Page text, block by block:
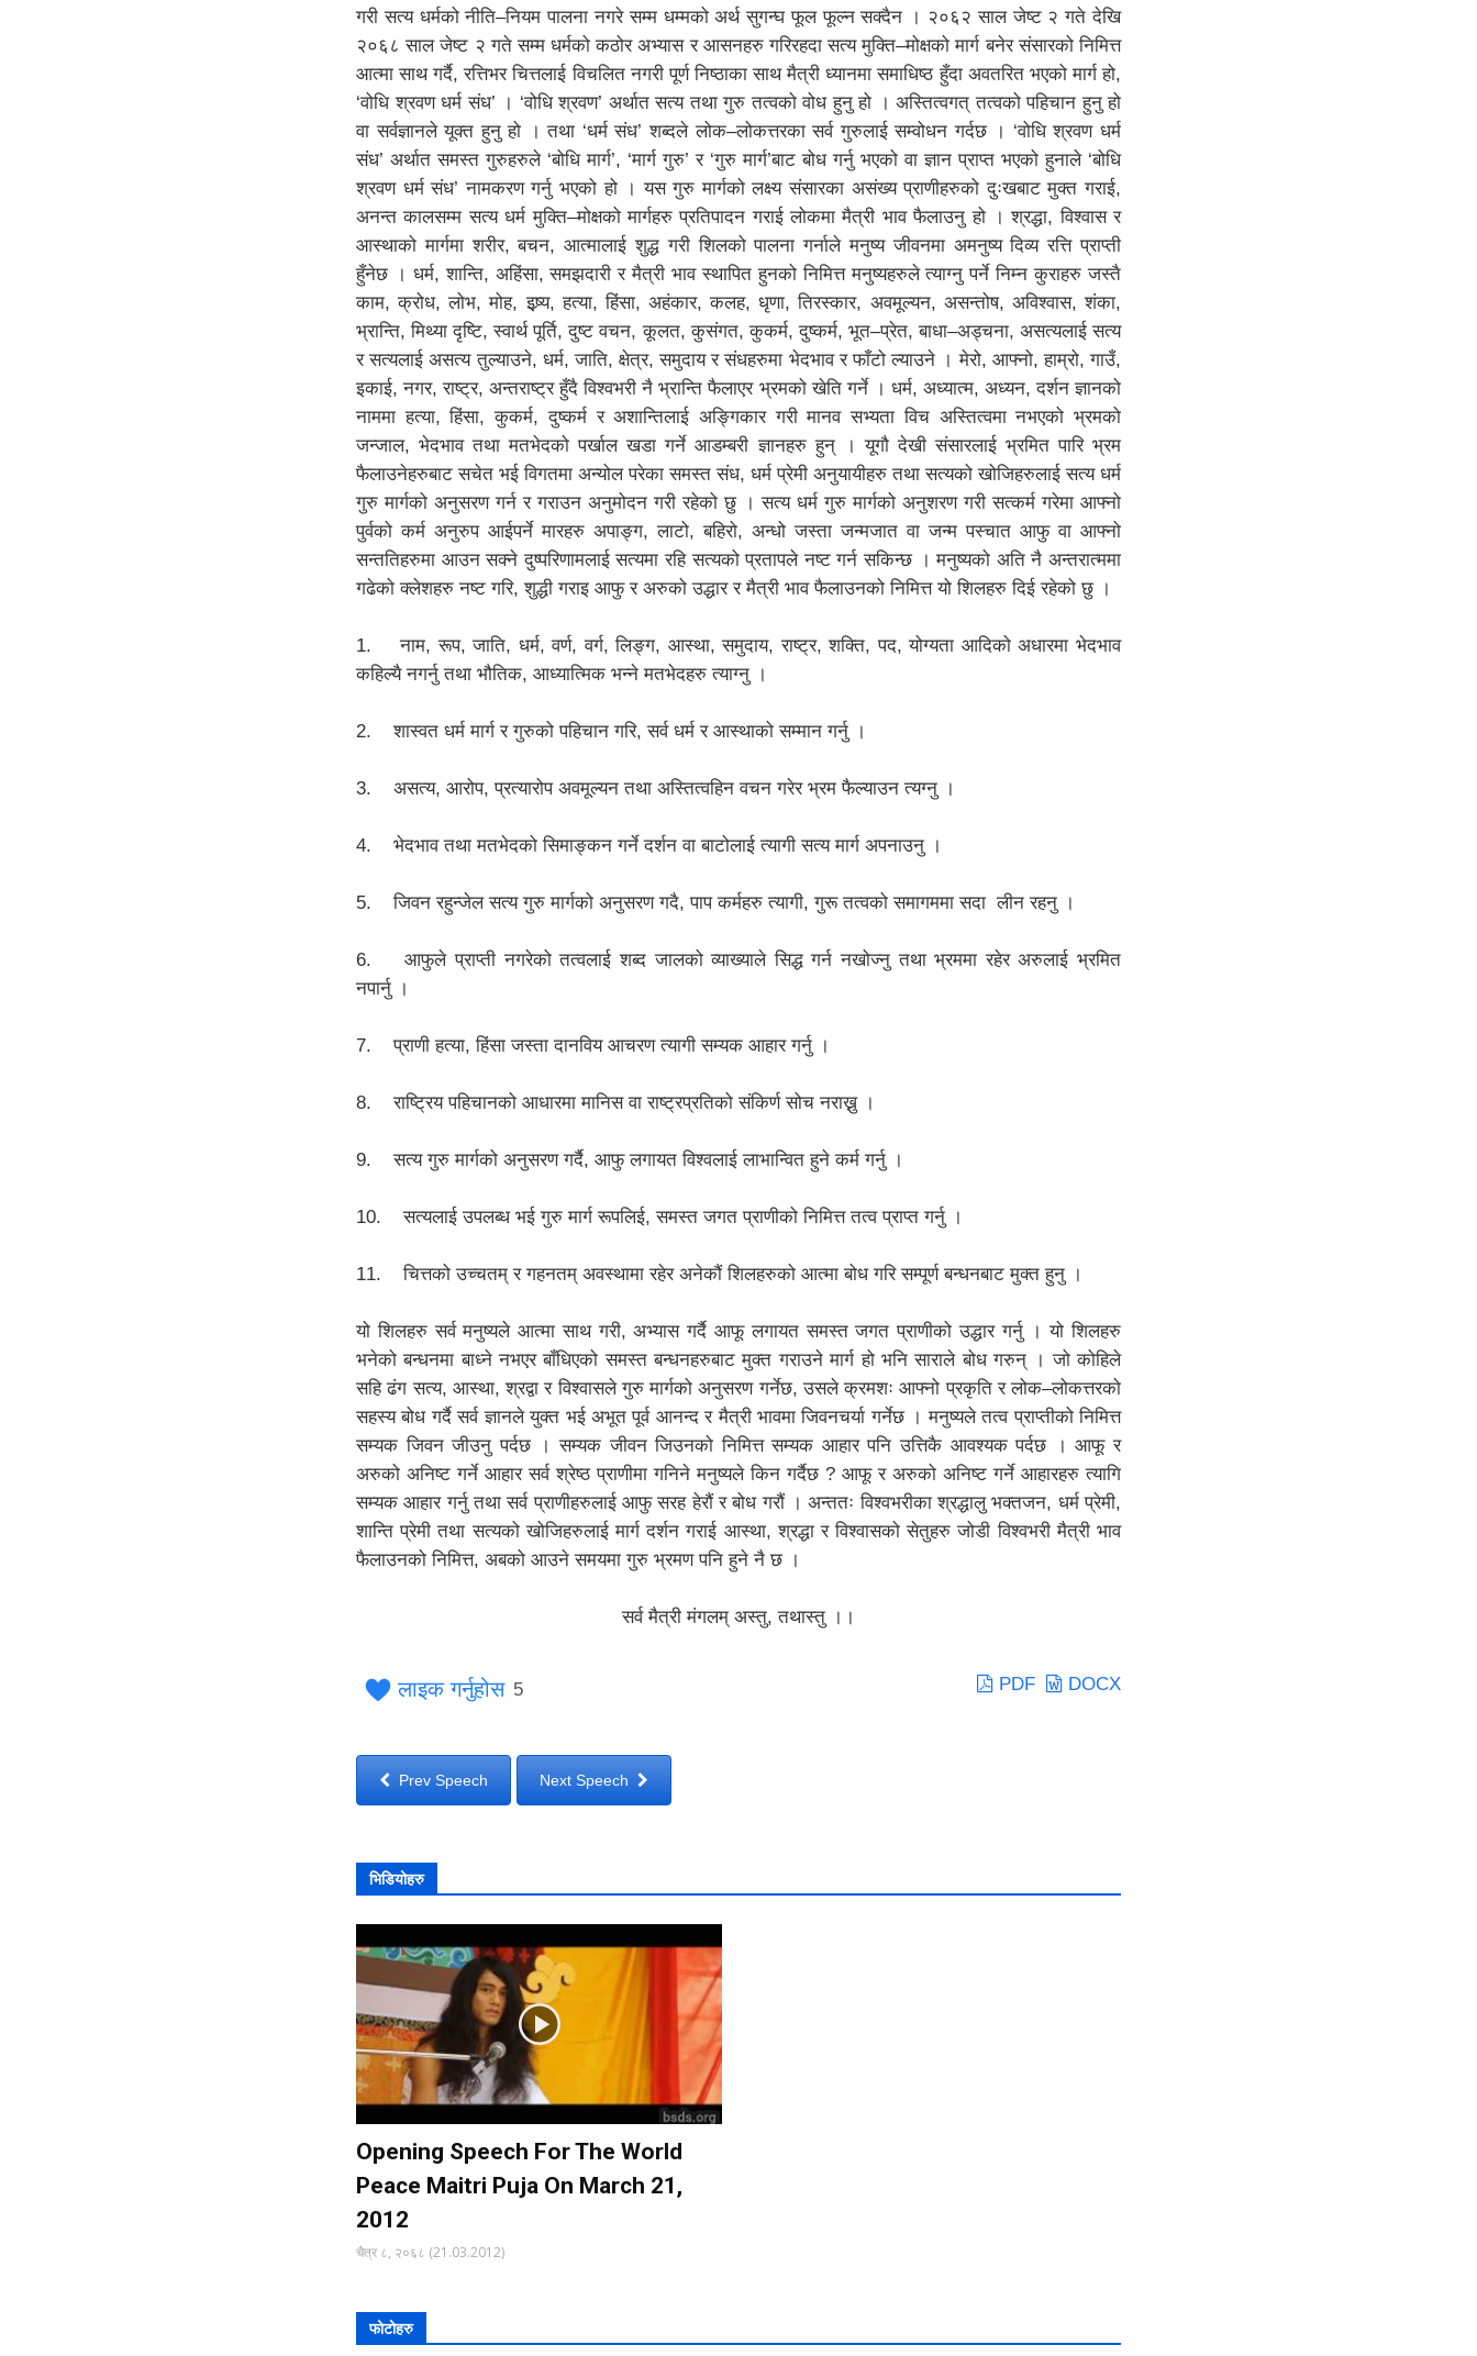
गरी सत्य धर्मको नीति–नियम पालना नगरे सम्म धम्मको अर्थ सुगन्घ फूल फूल्न सक्दैन । २०६२ साल जेष्ट २ गते देखि
२०६८ साल जेष्ट २ गते सम्म धर्मको कठोर अभ्यास र आसनहरु गरिरहदा सत्य मुक्ति–मोक्षको मार्ग बनेर संसारको निमित्त
आत्मा साथ गर्दै, रत्तिभर चित्तलाई विचलित नगरी पूर्ण निष्ठाका साथ मैत्री ध्यानमा समाधिष्ठ हुँदा अवतरित भएको मार्ग हो,
‘वोधि श्रवण धर्म संध’ । ‘वोधि श्रवण’ अर्थात सत्य तथा गुरु तत्वको वोध हुनु हो । अस्तित्वगत् तत्वको पहिचान हुनु हो
वा सर्वज्ञानले यूक्त हुनु हो । तथा ‘धर्म संध’ शब्दले लोक–लोकत्तरका सर्व गुरुलाई सम्वोधन गर्दछ । ‘वोधि श्रवण धर्म
संध’ अर्थात समस्त गुरुहरुले ‘बोधि मार्ग’, ‘मार्ग गुरु’ र ‘गुरु मार्ग’बाट बोध गर्नु भएको वा ज्ञान प्राप्त भएको हुनाले ‘बोधि
श्रवण धर्म संध’ नामकरण गर्नु भएको हो । यस गुरु मार्गको लक्ष्य संसारका असंख्य प्राणीहरुको दुःखबाट मुक्त गराई,
अनन्त कालसम्म सत्य धर्म मुक्ति–मोक्षको मार्गहरु प्रतिपादन गराई लोकमा मैत्री भाव फैलाउनु हो । श्रद्धा, विश्वास र
आस्थाको मार्गमा शरीर, बचन, आत्मालाई शुद्ध गरी शिलको पालना गर्नाले मनुष्य जीवनमा अमनुष्य दिव्य रत्ति प्राप्ती
हुँनेछ । धर्म, शान्ति, अहिंसा, समझदारी र मैत्री भाव स्थापित हुनको निमित्त मनुष्यहरुले त्याग्नु पर्ने निम्न कुराहरु जस्तै
काम, क्रोध, लोभ, मोह, इष्र्य, हत्या, हिंसा, अहंकार, कलह, धृणा, तिरस्कार, अवमूल्यन, असन्तोष, अविश्वास, शंका,
भ्रान्ति, मिथ्या दृष्टि, स्वार्थ पूर्ति, दुष्ट वचन, कूलत, कुसंगत, कुकर्म, दुष्कर्म, भूत–प्रेत, बाधा–अड्चना, असत्यलाई सत्य
र सत्यलाई असत्य तुल्याउने, धर्म, जाति, क्षेत्र, समुदाय र संधहरुमा भेदभाव र फाँटो ल्याउने । मेरो, आफ्नो, हाम्रो, गाउँ,
इकाई, नगर, राष्ट्र, अन्तराष्ट्र हुँदै विश्वभरी नै भ्रान्ति फैलाएर भ्रमको खेति गर्ने । धर्म, अध्यात्म, अध्यन, दर्शन ज्ञानको
नाममा हत्या, हिंसा, कुकर्म, दुष्कर्म र अशान्तिलाई अङ्गिकार गरी मानव सभ्यता विच अस्तित्वमा नभएको भ्रमको
जन्जाल, भेदभाव तथा मतभेदको पर्खाल खडा गर्ने आडम्बरी ज्ञानहरु हुन् । यूगौ देखी संसारलाई भ्रमित पारि भ्रम
फैलाउनेहरुबाट सचेत भई विगतमा अन्योल परेका समस्त संध, धर्म प्रेमी अनुयायीहरु तथा सत्यको खोजिहरुलाई सत्य धर्म
गुरु मार्गको अनुसरण गर्न र गराउन अनुमोदन गरी रहेको छु । सत्य धर्म गुरु मार्गको अनुशरण गरी सत्कर्म गरेमा आफ्नो
पुर्वको कर्म अनुरुप आईपर्ने मारहरु अपाङ्ग, लाटो, बहिरो, अन्धो जस्ता जन्मजात वा जन्म पस्चात आफु वा आफ्नो
सन्ततिहरुमा आउन सक्ने दुष्परिणामलाई सत्यमा रहि सत्यको प्रतापले नष्ट गर्न सकिन्छ । मनुष्यको अति नै अन्तरात्ममा
गढेको क्लेशहरु नष्ट गरि, शुद्धी गराइ आफु र अरुको उद्धार र मैत्री भाव फैलाउनको निमित्त यो शिलहरु दिई रहेको छु ।
1. नाम, रूप, जाति, धर्म, वर्ण, वर्ग, लिङ्ग, आस्था, समुदाय, राष्ट्र, शक्ति, पद, योग्यता आदिको अधारमा भेदभाव
कहिल्यै नगर्नु तथा भौतिक, आध्यात्मिक भन्ने मतभेदहरु त्याग्नु ।
2. शास्वत धर्म मार्ग र गुरुको पहिचान गरि, सर्व धर्म र आस्थाको सम्मान गर्नु ।
3. असत्य, आरोप, प्रत्यारोप अवमूल्यन तथा अस्तित्वहिन वचन गरेर भ्रम फैल्याउन त्यग्नु ।
4. भेदभाव तथा मतभेदको सिमाङ्कन गर्ने दर्शन वा बाटोलाई त्यागी सत्य मार्ग अपनाउनु ।
5. जिवन रहुन्जेल सत्य गुरु मार्गको अनुसरण गदै, पाप कर्महरु त्यागी, गुरू तत्वको समागममा सदा लीन रहनु ।
6. आफुले प्राप्ती नगरेको तत्वलाई शब्द जालको व्याख्याले सिद्ध गर्न नखोज्नु तथा भ्रममा रहेर अरुलाई भ्रमित
नपार्नु ।
7. प्राणी हत्या, हिंसा जस्ता दानविय आचरण त्यागी सम्यक आहार गर्नु ।
8. राष्ट्रिय पहिचानको आधारमा मानिस वा राष्ट्रप्रतिको संकिर्ण सोच नराख्नु ।
9. सत्य गुरु मार्गको अनुसरण गर्दै, आफु लगायत विश्वलाई लाभान्वित हुने कर्म गर्नु ।
10. सत्यलाई उपलब्ध भई गुरु मार्ग रूपलिई, समस्त जगत प्राणीको निमित्त तत्व प्राप्त गर्नु ।
11. चित्तको उच्चतम् र गहनतम् अवस्थामा रहेर अनेकौं शिलहरुको आत्मा बोध गरि सम्पूर्ण बन्धनबाट मुक्त हुनु ।
यो शिलहरु सर्व मनुष्यले आत्मा साथ गरी, अभ्यास गर्दै आफू लगायत समस्त जगत प्राणीको उद्धार गर्नु । यो शिलहरु
भनेको बन्धनमा बाध्ने नभएर बाँधिएको समस्त बन्धनहरुबाट मुक्त गराउने मार्ग हो भनि साराले बोध गरुन् । जो कोहिले
सहि ढंग सत्य, आस्था, श्रद्वा र विश्वासले गुरु मार्गको अनुसरण गर्नेछ, उसले क्रमशः आफ्नो प्रकृति र लोक–लोकत्तरको
सहस्य बोध गर्दै सर्व ज्ञानले युक्त भई अभूत पूर्व आनन्द र मैत्री भावमा जिवनचर्या गर्नेछ । मनुष्यले तत्व प्राप्तीको निमित्त
सम्यक जिवन जीउनु पर्दछ । सम्यक जीवन जिउनको निमित्त सम्यक आहार पनि उत्तिकै आवश्यक पर्दछ । आफू र
अरुको अनिष्ट गर्ने आहार सर्व श्रेष्ठ प्राणीमा गनिने मनुष्यले किन गर्दैछ ? आफू र अरुको अनिष्ट गर्ने आहारहरु त्यागि
सम्यक आहार गर्नु तथा सर्व प्राणीहरुलाई आफु सरह हेरौं र बोध गरौं । अन्ततः विश्वभरीका श्रद्धालु भक्तजन, धर्म प्रेमी,
शान्ति प्रेमी तथा सत्यको खोजिहरुलाई मार्ग दर्शन गराई आस्था, श्रद्धा र विश्वासको सेतुहरु जोडी विश्वभरी मैत्री भाव
फैलाउनको निमित्त, अबको आउने समयमा गुरु भ्रमण पनि हुने नै छ ।
सर्व मैत्री मंगलम् अस्तु, तथास्तु ।।
DOCX
PDF
लाइक गर्नुहोस 5
Prev Speech Next Speech
भिडियोहरु
Opening Speech For The World
Peace Maitri Puja On March 21,
2012
चैत्र ८, २०६८ (21.03.2012)
फोटोहरु